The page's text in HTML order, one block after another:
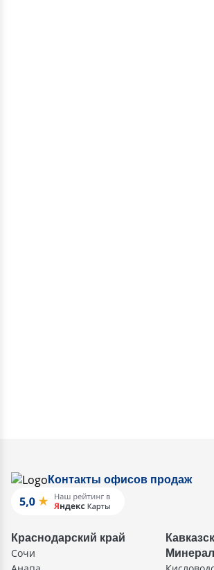
Контакты офисов продаж
Краснодарский край
Сочи